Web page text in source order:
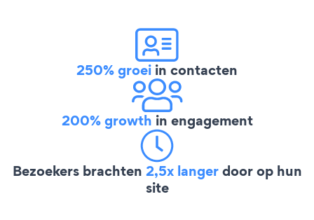
250% groei in contacten
200% growth in engagement
Bezoekers brachten 2,5x langerdoor op hun
site